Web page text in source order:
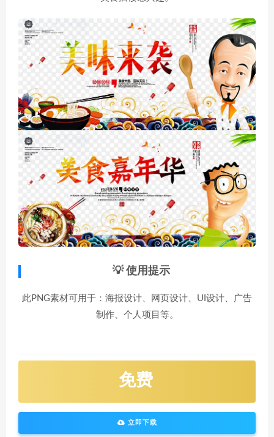
💡 使用提示
此PNG素材可用于：海报设计、网页设计、UI设计、广告
制作、个人项目等。
免费
立即下载